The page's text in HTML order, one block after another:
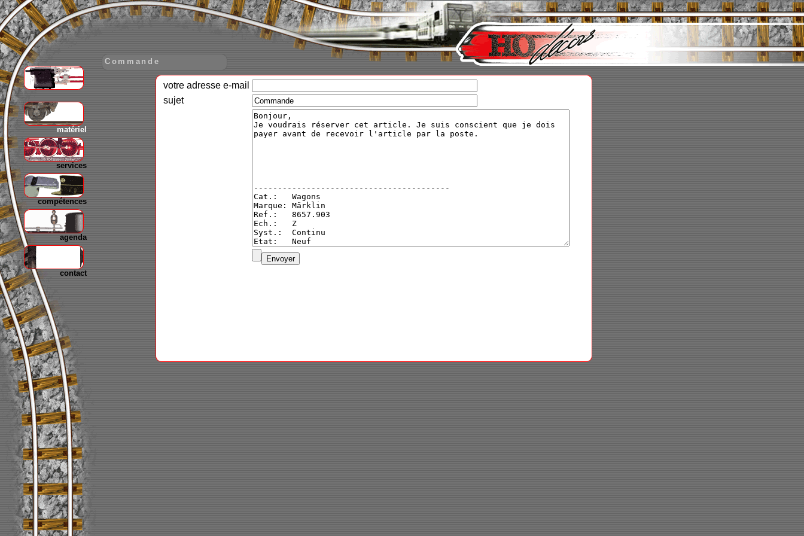
matériel
services
compétences
agenda
contact
Commande
votre adresse e-mail
sujet